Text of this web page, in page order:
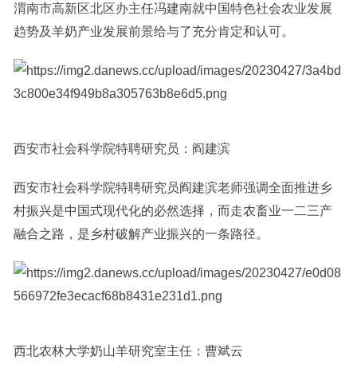
渭南市高新区北区办主任冯建南就中国特色社会农业发展
趋势及羊奶产业发展前景给与了充分肯定和认可。
西安市社会科学院特聘研究员：阎建滨
西安市社会科学院特聘研究员阎建滨老师强调全面推进乡
村振兴是中国式现代化的必然选择，而走农畜业一二三产
融合之路，是乡村破解产业振兴的一条路径。
西北农林大学奶山羊研究室主任：曹斌云